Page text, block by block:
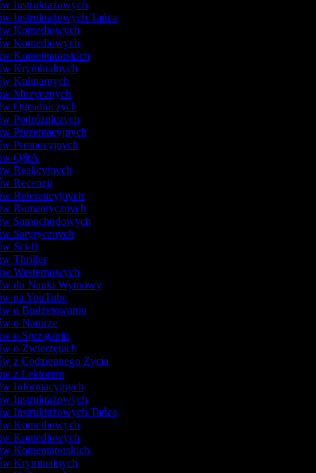
Instruktażowych
Instruktażowych Tańca
Komediowych
Komediowych
Komentatorskich
Kryminalnych
Kulinarnych
Muzycznych
Ogrodniczych
Podróżniczych
Prezentacyjnych
Promocyjnych
Q&A
Reakcyjnych
Recenzji
Referencyjnych
Romantycznych
Samochodowych
Satyrycznych
Sci-fi
Thriller
Westernowych
do Nauki Wymowy
na YouTube
o Budżetowaniu
o Naturze
o Sprzątaniu
o Zwierzętach
z Codziennego Życia
z Lektorem
Informacyjnych
Instruktażowych
Instruktażowych Tańca
Komediowych
Komediowych
Komentatorskich
Kryminalnych